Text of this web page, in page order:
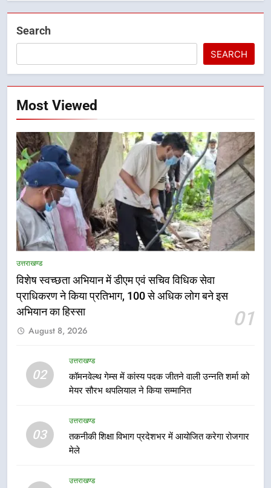
Search
SEARCH
Most Viewed
उत्तराखण्ड
विशेष स्वच्छता अभियान में डीएम एवं सचिव विधिक सेवा
प्राधिकरण ने किया प्रतिभाग, 100 से अधिक लोग बने इस
अभियान का हिस्सा
01
August 8, 2026
02
उत्तराखण्ड
कॉमनवेल्थ गेम्स में कांस्य पदक जीतने वाली उन्नति शर्मा को
मेयर सौरभ थपलियाल ने किया सम्मानित
03
उत्तराखण्ड
तकनीकी शिक्षा विभाग प्रदेशभर में आयोजित करेगा रोजगार
मेले
उत्तराखण्ड
5
हर घर तिरंगा अभियान को जन-जन तक
उत्तराखण्ड